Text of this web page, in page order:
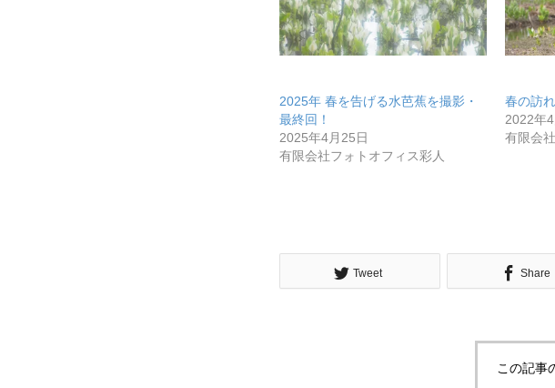
2025年 春を告げる水芭蕉を撮影・
最終回！
2025年4月25日
有限会社フォトオフィス彩人
春の訪
2022年
有限会
Tweet Share
この記事